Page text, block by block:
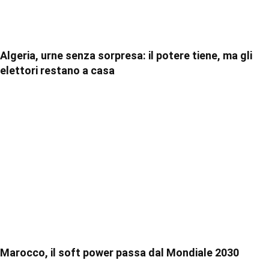
Algeria, urne senza sorpresa: il potere tiene, ma gli
elettori restano a casa
Marocco, il soft power passa dal Mondiale 2030